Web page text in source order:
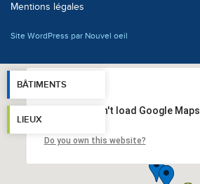
Mentions légales
Site WordPress par Nouvel oeil
BÂTIMENTS
LIEUX
This page can't load Google
Do you own this website?